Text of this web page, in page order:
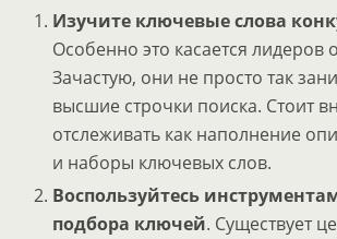
Изучите ключевые слова
Особенно это касается лидеров
Зачастую, они не просто так
высшие строчки поиска. Стоит
отслеживать как наполнение
и наборы ключевых слов.
Воспользуйтесь
подбора ключей. Существует